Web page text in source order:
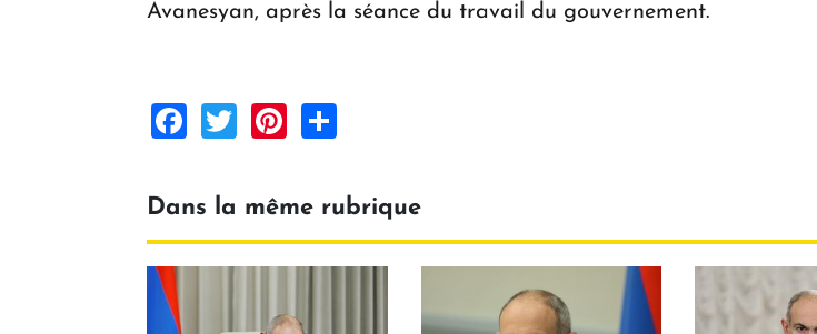
Avanesyan, après la séance du travail du gouvernement.
Facebook
TwitterPinterest
Dans la même rubrique